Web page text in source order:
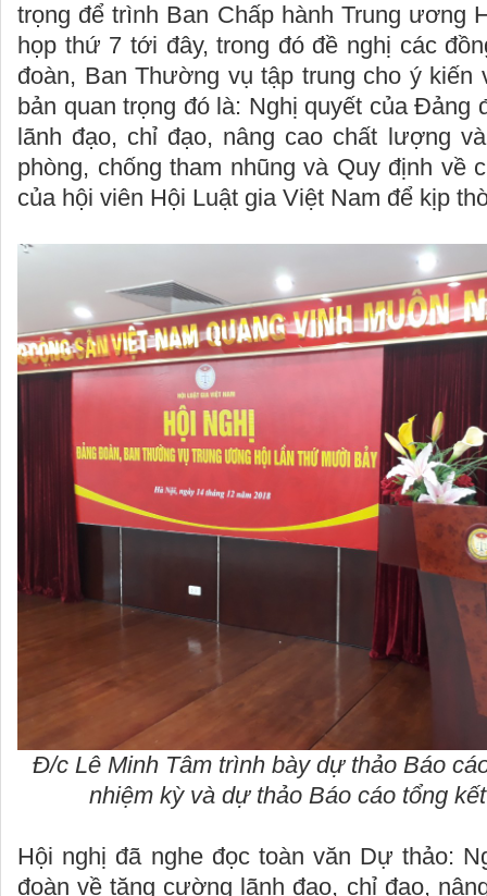
trọng để trình Ban Chấp hành Trung ương
họp thứ 7 tới đây, trong đó đề nghị các
đoàn, Ban Thường vụ tập trung cho ý kiến
bản quan trọng đó là: Nghị quyết của Đảng
lãnh đạo, chỉ đạo, nâng cao chất lượng
phòng, chống tham nhũng và Quy định về
của hội viên Hội Luật gia Việt Nam để kịp
Đ/c Lê Minh Tâm trình bày dự thảo Báo
nhiệm kỳ và dự thảo Báo cáo tổng
Hội nghị đã nghe đọc toàn văn Dự thảo:
đoàn về tăng cường lãnh đạo, chỉ đạo,